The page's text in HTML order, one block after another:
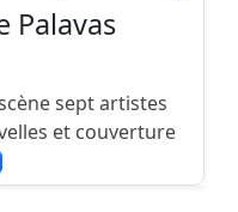
Palavas
sept artistes
et couverture